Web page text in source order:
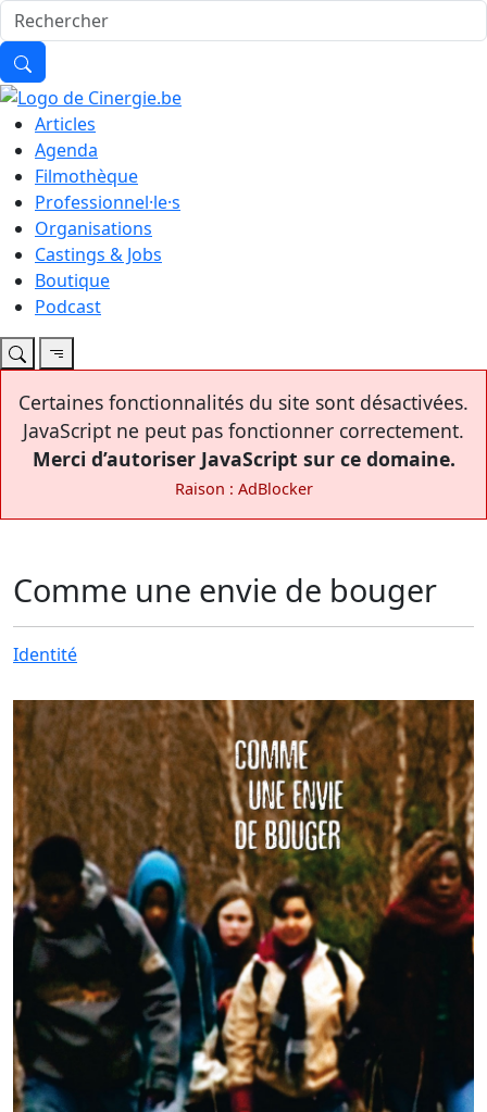
Articles
Agenda
Filmothèque
Professionnel·le·s
Organisations
Castings & Jobs
Boutique
Podcast
Certaines fonctionnalités du site sont désactivées.
JavaScript ne peut pas fonctionner correctement.
Merci d’autoriser JavaScript sur ce domaine.
Raison : AdBlocker
Comme une envie de bouger
Identité